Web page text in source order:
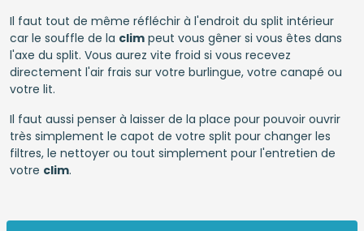
Il faut tout de même réfléchir à l'endroit du split intérieur
car le souffle de la climpeut vous gêner si vous êtes dans
l'axe du split. Vous aurez vite froid si vous recevez
directement l'air frais sur votre burlingue, votre canapé ou
votre lit.
Il faut aussi penser à laisser de la place pour pouvoir ouvrir
très simplement le capot de votre split pour changer les
filtres, le nettoyer ou tout simplement pour l'entretien de
votre clim.